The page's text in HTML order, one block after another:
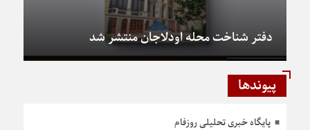
دفتر شناخت محله اودلاجان منتشر شد
پیوندها
پایگاه خبری تحلیلی روزفام